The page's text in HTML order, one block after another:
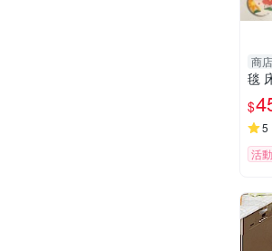
商店
毯
墊
$
5
活動